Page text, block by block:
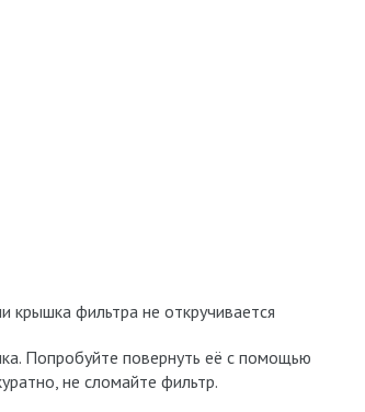
крышка фильтра не откручивается
Попробуйте повернуть её с помощью
не сломайте фильтр.